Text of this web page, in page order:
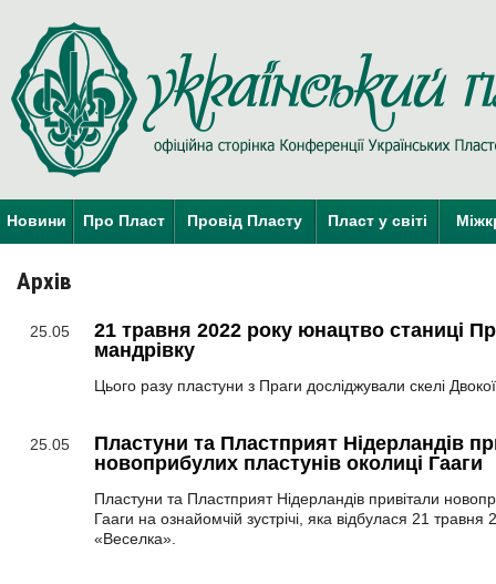
Новини Про Пласт Провід Пласту Пласт у світі
Архів
25.05
21 травня 2022 року юнацтво станиці
мандрівку
Цього разу пластуни з Праги досліджували скелі
25.05
Пластуни та Пластприят Нідерландів
новоприбулих пластунів околиці Гааги
Пластуни та Пластприят Нідерландів привітали
Гааги на ознайомчій зустрічі, яка відбулася 21 травня
«Веселка».